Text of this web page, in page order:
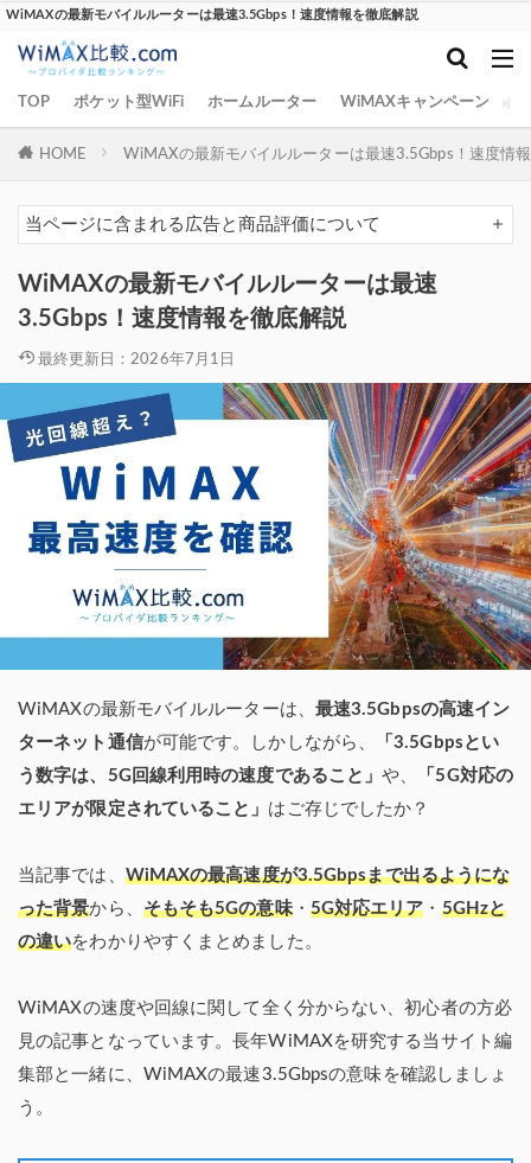
WiMAXの最新モバイルルーターは最速3.5Gbps！速度情報を徹底解説
TOP ポケット型WiFi ホームルーター WiMAXキャンペーン
HOME WiMAXの最新モバイルルーターは最速3.5Gbps！速度情
当ページに含まれる広告と商品評価について
WiMAXの最新モバイルルーターは最速
3.5Gbps！速度情報を徹底解説
最終更新日：2026年7月1日
WiMAXの最新モバイルルーターは、 最速3.5Gbpsの高速イン
ターネット通信が可能です。しかしながら、
「3.5Gbpsとい
う数字は、5G回線利用時の速度であること」や、
「5G対応の
エリアが限定されていること」 はご存じでしたか？
当記事では、 WiMAXの最高速度が3.5Gbpsまで出るようにな
った背景から、 そもそも5Gの意味・ 5G対応エリア ・ 5GHzと
の違いをわかりやすくまとめました。
WiMAXの速度や回線に関して全く分からない、初心者の方必
見の記事となっています。長年WiMAXを研究する当サイト編
集部と一緒に、WiMAXの最速3.5Gbpsの意味を確認しましょ
う。